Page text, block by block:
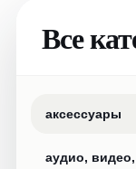
Все
аксессуары
аудио,